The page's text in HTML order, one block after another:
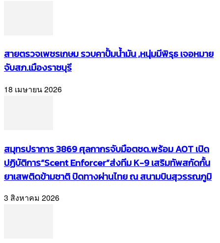
สายตรวจเพชรเกษม รวบคาปั้มน้ำมัน ,หนุ่มมีพิรุธ เจอหมาย
จับสภ.เมืองราชบุรี
18 เมษายน 2026
สมุทรปราการ 3869 ศุลกากรจับมือตชด.พร้อม AOT เปิด
ปฏิบัติการ“Scent Enforcer”ส่งทีม K-9 เสริมทัพสกัดกั้น
ยาเสพติดข้ามชาติ ปิดทางผ่านไทย ณ สนามบินสุวรรณภูมิ
3 สิงหาคม 2026